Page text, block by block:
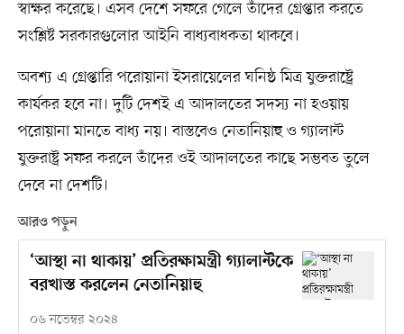
স্বাক্ষর করেছে। এসব দেশে সফরে গেলে তাঁদের গ্রেপ্তার করতে
সংশ্লিষ্ট সরকারগুলোর আইনি বাধ্যবাধকতা থাকবে।
অবশ্য এ গ্রেপ্তারি পরোয়ানা ইসরায়েলের ঘনিষ্ঠ মিত্র যুক্তরাষ্ট্রে
কার্যকর হবে না। দুটি দেশই এ আদালতের সদস্য না হওয়ায়
পরোয়ানা মানতে বাধ্য নয়। বাস্তবেও নেতানিয়াহু ও গ্যালান্ট
যুক্তরাষ্ট্র সফর করলে তাঁদের ওই আদালতের কাছে সম্ভবত তুলে
দেবে না দেশটি।
আরও পড়ুন
‘আস্থা না থাকায়’ প্রতিরক্ষামন্ত্রী গ্যালান্টকে
বরখাস্ত করলেন নেতানিয়াহু
০৬ নভেম্বর ২০২৪